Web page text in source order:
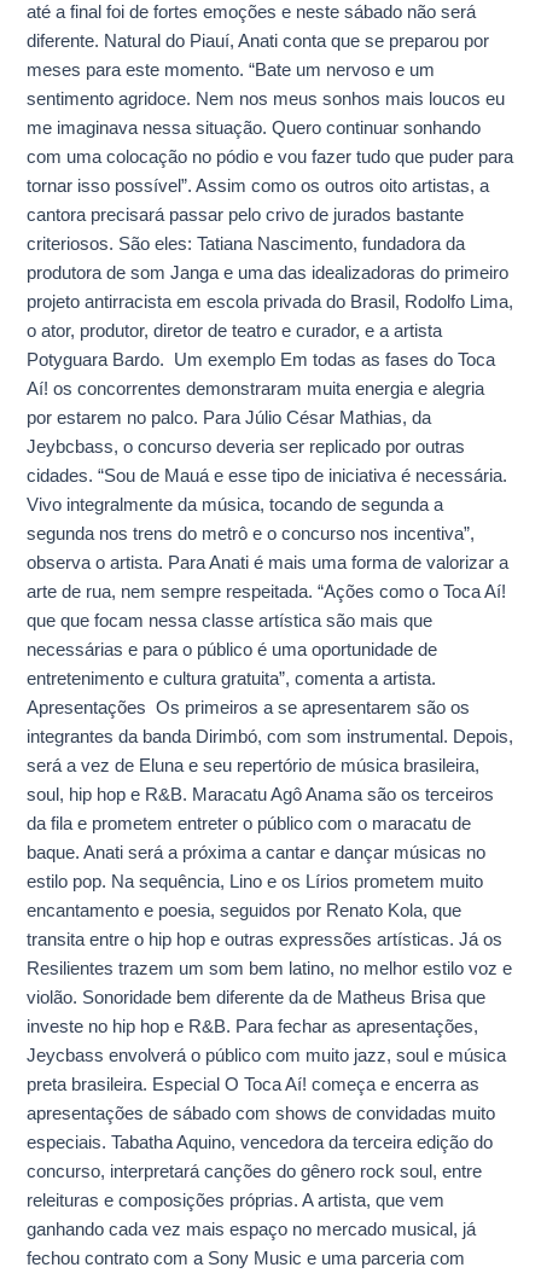
até a final foi de fortes emoções e neste sábado não será
diferente. Natural do Piauí, Anati conta que se preparou por
meses para este momento. “Bate um nervoso e um
sentimento agridoce. Nem nos meus sonhos mais loucos eu
me imaginava nessa situação. Quero continuar sonhando
com uma colocação no pódio e vou fazer tudo que puder para
tornar isso possível”. Assim como os outros oito artistas, a
cantora precisará passar pelo crivo de jurados bastante
criteriosos. São eles: Tatiana Nascimento, fundadora da
produtora de som Janga e uma das idealizadoras do primeiro
projeto antirracista em escola privada do Brasil, Rodolfo Lima,
o ator, produtor, diretor de teatro e curador, e a artista
Potyguara Bardo. Um exemplo Em todas as fases do Toca
Aí! os concorrentes demonstraram muita energia e alegria
por estarem no palco. Para Júlio César Mathias, da
Jeybcbass, o concurso deveria ser replicado por outras
cidades. “Sou de Mauá e esse tipo de iniciativa é necessária.
Vivo integralmente da música, tocando de segunda a
segunda nos trens do metrô e o concurso nos incentiva”,
observa o artista. Para Anati é mais uma forma de valorizar a
arte de rua, nem sempre respeitada. “Ações como o Toca Aí!
que que focam nessa classe artística são mais que
necessárias e para o público é uma oportunidade de
entretenimento e cultura gratuita”, comenta a artista.
Apresentações Os primeiros a se apresentarem são os
integrantes da banda Dirimbó, com som instrumental. Depois,
será a vez de Eluna e seu repertório de música brasileira,
soul, hip hop e R&B. Maracatu Agô Anama são os terceiros
da fila e prometem entreter o público com o maracatu de
baque. Anati será a próxima a cantar e dançar músicas no
estilo pop. Na sequência, Lino e os Lírios prometem muito
encantamento e poesia, seguidos por Renato Kola, que
transita entre o hip hop e outras expressões artísticas. Já os
Resilientes trazem um som bem latino, no melhor estilo voz e
violão. Sonoridade bem diferente da de Matheus Brisa que
investe no hip hop e R&B. Para fechar as apresentações,
Jeycbass envolverá o público com muito jazz, soul e música
preta brasileira. Especial O Toca Aí! começa e encerra as
apresentações de sábado com shows de convidadas muito
especiais. Tabatha Aquino, vencedora da terceira edição do
concurso, interpretará canções do gênero rock soul, entre
releituras e composições próprias. A artista, que vem
ganhando cada vez mais espaço no mercado musical, já
fechou contrato com a Sony Music e uma parceria com